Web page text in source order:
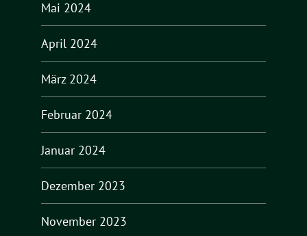
Mai 2024
April 2024
März 2024
Februar 2024
Januar 2024
Dezember 2023
November 2023